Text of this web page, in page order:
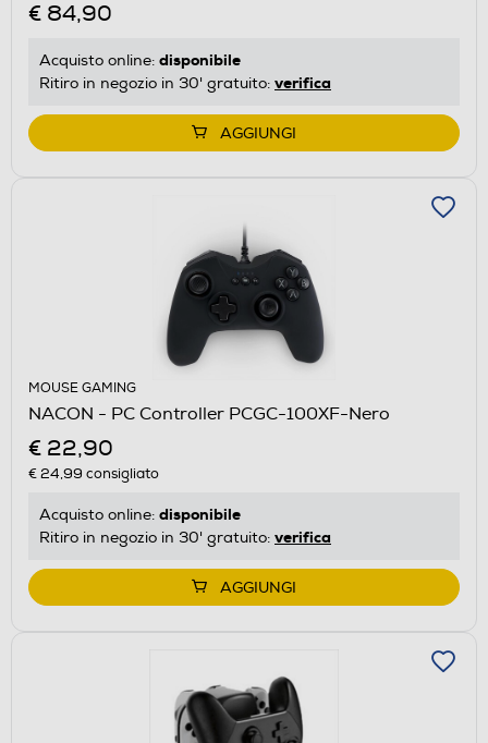
€ 84,90
Acquisto online: disponibile
Ritiro in negozio in 30' gratuito: verifica
AGGIUNGI
MOUSE GAMING
NACON - PC Controller PCGC-100XF-Nero
€ 22,90
€ 24,99 consigliato
Acquisto online: disponibile
Ritiro in negozio in 30' gratuito: verifica
AGGIUNGI